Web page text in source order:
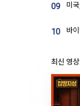
09
10
최신 영상